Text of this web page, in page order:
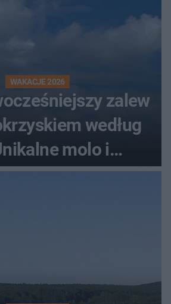
WAKACJE 2026
zalew
według
molo i